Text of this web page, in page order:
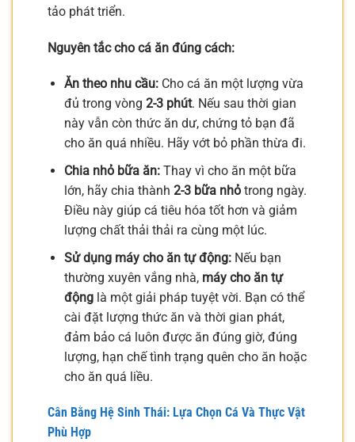
tảo phát triển.
Nguyên tắc cho cá ăn đúng cách:
Ăn theo nhu cầu:Cho cá ăn một lượng vừa
đủ trong vòng 2-3 phút. Nếu sau thời gian
này vẫn còn thức ăn dư, chứng tỏ bạn đã
cho ăn quá nhiều. Hãy vớt bỏ phần thừa đi.
Chia nhỏ bữa ăn:Thay vì cho ăn một bữa
lớn, hãy chia thành 2-3 bữa nhỏtrong ngày.
Điều này giúp cá tiêu hóa tốt hơn và giảm
lượng chất thải thải ra cùng một lúc.
Sử dụng máy cho ăn tự động:Nếu bạn
thường xuyên vắng nhà, máy cho ăn tự
độnglà một giải pháp tuyệt vời. Bạn có thể
cài đặt lượng thức ăn và thời gian phát,
đảm bảo cá luôn được ăn đúng giờ, đúng
lượng, hạn chế tình trạng quên cho ăn hoặc
cho ăn quá liều.
Cân Bằng Hệ Sinh Thái: Lựa Chọn Cá Và Thực Vật
Phù Hợp